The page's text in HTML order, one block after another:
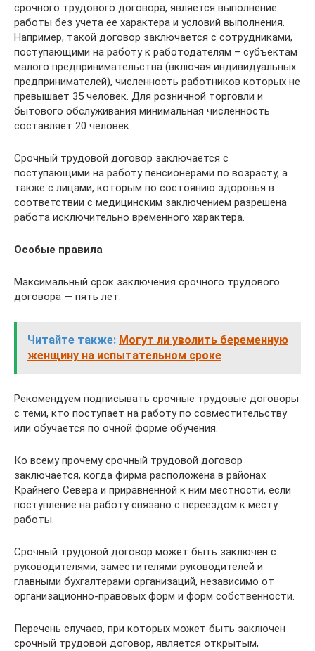
срочного трудового договора, является выполнение
работы без учета ее ха­рактера и условий выполнения.
Например, такой договор заключается с сотрудника­ми,
поступающими на работу к работода­телям – субъектам
малого предпринима­тельства (включая индивидуальных
пред­принимателей), численность работников которых не
превышает 35 человек. Для розничной торговли и
бытового обслужи­вания минимальная численность
составля­ет 20 человек.
Срочный трудовой договор заключа­ется с
поступающими на работу пенсио­нерами по возрасту, а
также с лицами, которым по состоянию здоровья в
соот­ветствии с медицинским заключением разрешена
работа исключительно вре­менного характера.
Особые правила
Максимальный срок заключения срочного трудового
договора — пять лет.
Читайте также: Могут ли уволить беременную
женщину на испытательном сроке
Рекомендуем подписывать срочные трудовые договоры
с теми, кто поступает на работу по совместительству
или обучается по очной форме обучения.
Ко всему прочему срочный трудовой договор
заключается, когда фирма расположена в районах
Крайнего Севера и приравненной к ним местности, если
поступление на работу связано с переездом к месту
работы.
Срочный трудовой договор может быть заключен с
руководителями, заместителями руководителей и
главными бухгалтерами организаций, независимо от
организационно-правовых форм и форм собственности.
Перечень случаев, при которых может быть заключен
срочный трудовой договор, является открытым,